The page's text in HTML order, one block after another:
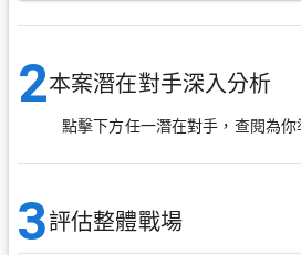
2本案潛在對手深入分析
點擊下方任一潛在對手，查閱為你
3評估整體戰場